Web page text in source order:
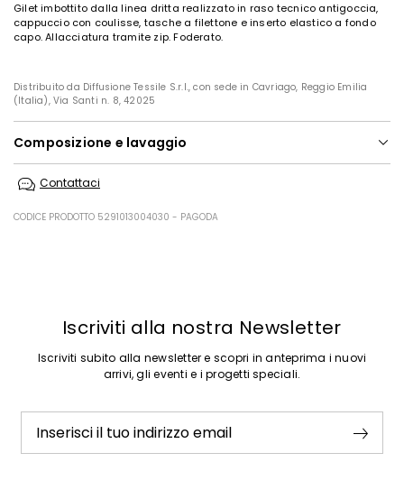
Gilet imbottito dalla linea dritta realizzato in raso tecnico antigoccia,
cappuccio con coulisse, tasche a filettone e inserto elastico a fondo
capo. Allacciatura tramite zip. Foderato.
Distribuito da Diffusione Tessile S.r.l., con sede in Cavriago, Reggio Emilia
(Italia), Via Santi n. 8, 42025
Composizione e lavaggio
candeggiare; non asciugare a macchina; asciugare in piano in
percloroetilene; lavaggio professionale molto delicato in acqua.;
Contattaci
CODICE PRODOTTO 5291013004030 - PAGODA
Iscriviti alla nostra Newsletter
Iscriviti subito alla newsletter e scopri in anteprima i nuovi
arrivi, gli eventi e i progetti speciali.
Inserisci il tuo indirizzo email